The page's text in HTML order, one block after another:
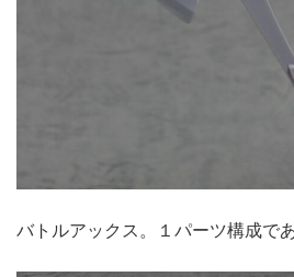
バトルアックス。１パーツ構成であ